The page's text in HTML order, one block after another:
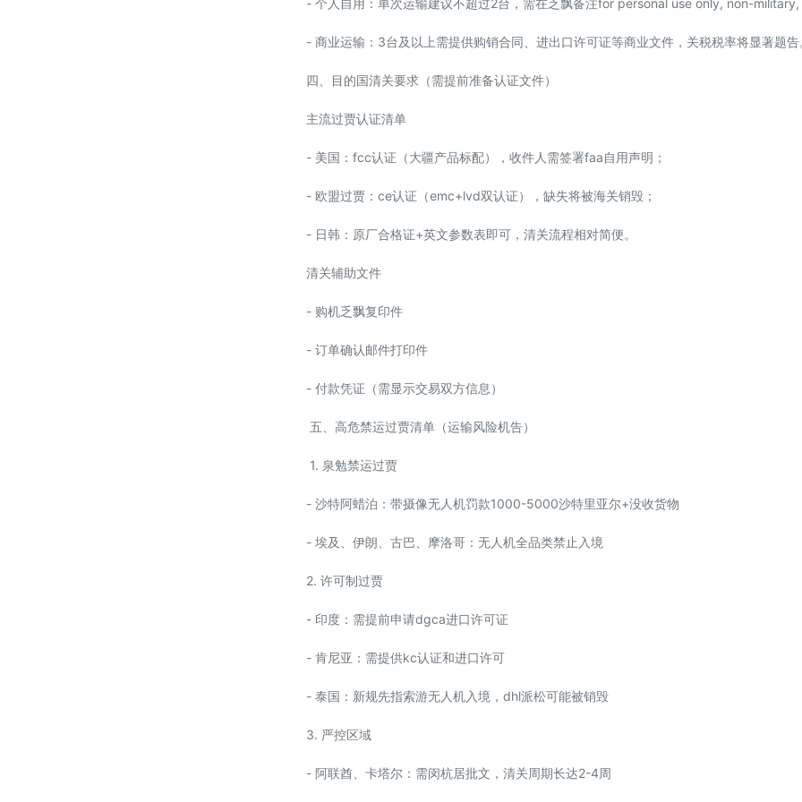
- 个人自用：单次运输建议不超过2台，需在乏飘备注for personal use only, non-military,
- 商业运输：3台及以上需提供购销合同、进出口许可证等商业文件，关税税率将显著题告
四、目的国清关要求（需提前准备认证文件）
主流过贾认证清单
- 美国：fcc认证（大疆产品标配），收件人需签署faa自用声明；
- 欧盟过贾：ce认证（emc+lvd双认证），缺失将被海关销毁；
- 日韩：原厂合格证+英文参数表即可，清关流程相对简便。
清关辅助文件
- 购机乏飘复印件
- 订单确认邮件打印件
- 付款凭证（需显示交易双方信息）
五、高危禁运过贾清单（运输风险机告）
1. 泉勉禁运过贾
- 沙特阿蜡泊：带摄像无人机罚款1000-5000沙特里亚尔+没收货物
- 埃及、伊朗、古巴、摩洛哥：无人机全品类禁止入境
2. 许可制过贾
- 印度：需提前申请dgca进口许可证
- 肯尼亚：需提供kc认证和进口许可
- 泰国：新规先指索游无人机入境，dhl派松可能被销毁
3. 严控区域
- 阿联酋、卡塔尔：需闵杭居批文，清关周期长达2-4周